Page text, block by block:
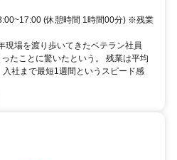
(休憩時間 1時間00分) ※残業
現場を渡り歩いてきたベテラン社員
たことに驚いたという。 残業は平均
社まで最短1週間というスピード感